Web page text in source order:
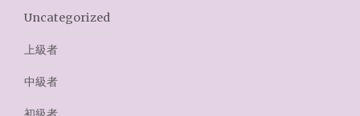
Uncategorized
上級者
中級者